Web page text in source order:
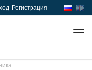
Регистрация